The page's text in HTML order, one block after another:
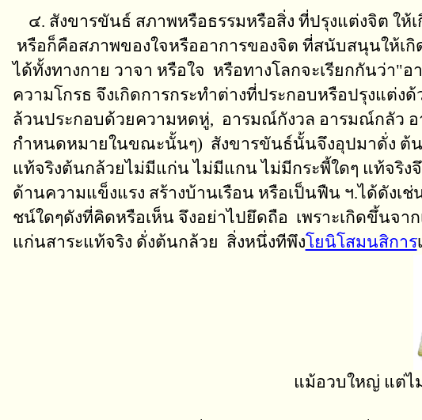
๔. สังขารขันธ์ สภาพหรือธรรมหรือสิ่ง ที่ปรุงแต่งจิต ให้เ
หรือก็คือสภาพของใจหรืออาการของจิต ที่สนับสนุนให้เกิ
ได้ทั้งทางกาย วาจา หรือใจ หรือทางโลกจะเรียกกันว่า
ความโกรธ จึงเกิดการกระทำต่างที่ประกอบหรือปรุงแต่
ล้วนประกอบด้วยความหดหู่, อารมณ์กังวล อารมณ์กลัว
กำหนดหมายในขณะนั้นๆ) สังขารขันธ์นั้นจึงอุปมาดั่ง ต้
แท้จริงต้นกล้วยไม่มีแก่น ไม่มีแกน ไม่มีกระพี้ใดๆ แท้จริง
ด้านความแข็งแรง สร้างบ้านเรือน หรือเป็นฟืน ฯ.ได้ดังเ
ชน์ใดๆดังที่คิดหรือเห็น จึงอย่าไปยึดถือ เพราะเกิดขึ้นจ
แก่นสาระแท้จริง ดั่งต้นกล้วย สิ่งหนึ่งทีพึงโยนิโสมนสิการ
แม้อวบใหญ่ แต่ไ